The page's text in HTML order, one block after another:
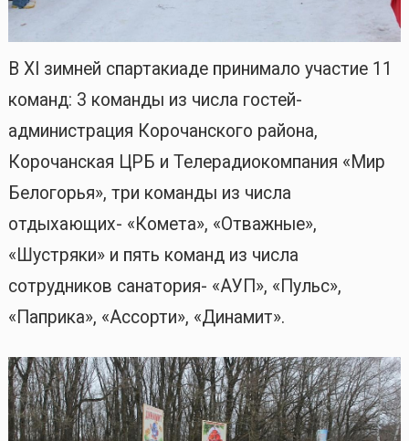
В XI зимней спартакиаде принимало участие 11
команд: 3 команды из числа гостей-
администрация Корочанского района,
Корочанская ЦРБ и Телерадиокомпания «Мир
Белогорья», три команды из числа
отдыхающих- «Комета», «Отважные»,
«Шустряки» и пять команд из числа
сотрудников санатория- «АУП», «Пульс»,
«Паприка», «Ассорти», «Динамит».